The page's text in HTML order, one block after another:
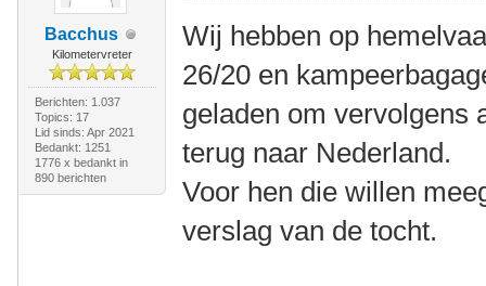
Bacchus
Kilometervreter
Berichten: 1.037
Topics: 17
Lid sinds: Apr 2021
Bedankt: 1251
1776 x bedankt in
890 berichten
Wij hebben op
26/20 en
geladen om vervolgens
terug naar Nederland.
Voor hen die willen
verslag van de tocht.